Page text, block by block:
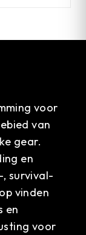
voor
van
gear.
en
survival-
vinden
en
voor